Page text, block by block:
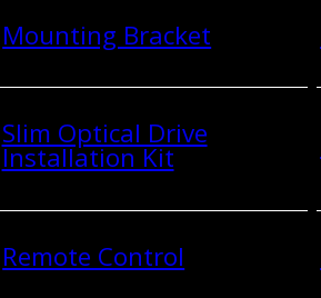
Mounting Bracket
Slim Optical Drive
Installation Kit
Remote Control